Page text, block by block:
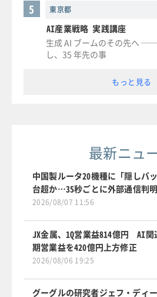
東京都
5
AI産業戦略 実践講座
生成 AI ブームのその先へ
し、35 年先の事
もっと見る
最新ニュ
中国製ルータ20機種に「隠しバ
台超か…35秒ごとに外部通信判明
2026/08/07 11:56
JX金属、1Q営業益814億円 AI
期営業益を420億円上方修正
2026/08/06 19:25
グーグルの研究者ジェフ・ディ